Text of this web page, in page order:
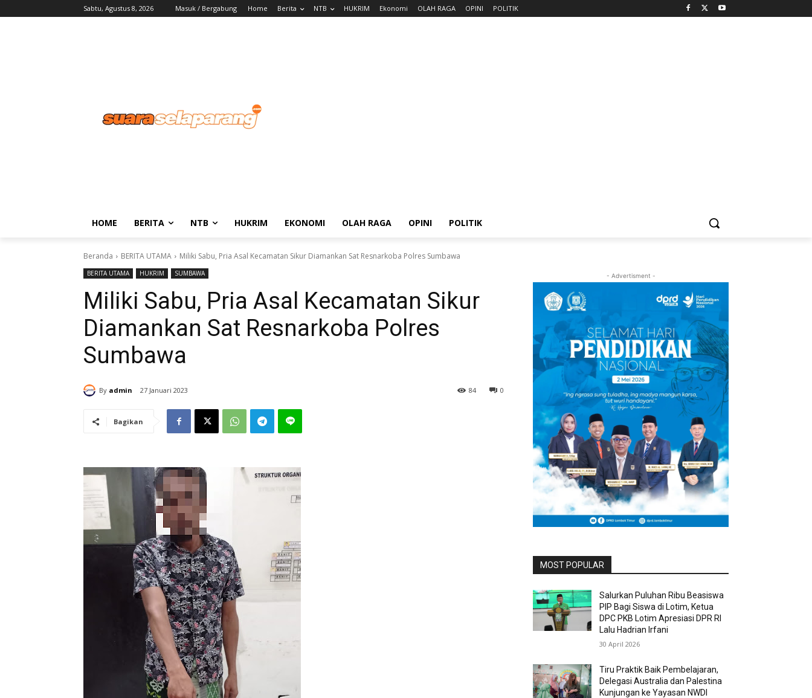
Sabtu, Agustus 8, 2026 Masuk / Bergabung Home Berita NTB HUKRIM Ekonomi OLAH RAGA OPINI POLITIK
HOME BERITA NTB HUKRIM EKONOMI OLAH RAGA OPINI POLITIK
Beranda BERITA UTAMA Miliki Sabu, Pria Asal Kecamatan Sikur Diamankan Sat Resnarkoba Polres Sumbawa
BERITA UTAMA HUKRIM SUMBAWA
Miliki Sabu, Pria Asal Kecamatan Sikur
Diamankan Sat Resnarkoba Polres
Sumbawa
By admin 27 Januari 2023 0
84
Bagikan
- Advertisment -
MOST POPULAR
Salurkan Puluhan Ribu Beasiswa
PIP Bagi Siswa di Lotim, Ketua
DPC PKB Lotim Apresiasi DPR RI
Lalu Hadrian Irfani
30 April 2026
Tiru Praktik Baik Pembelajaran,
Delegasi Australia dan Palestina
Kunjungan ke Yayasan NWDI